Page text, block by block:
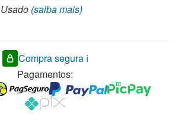
Usado (saiba mais)
Compra segura ℹ️
Pagamentos: